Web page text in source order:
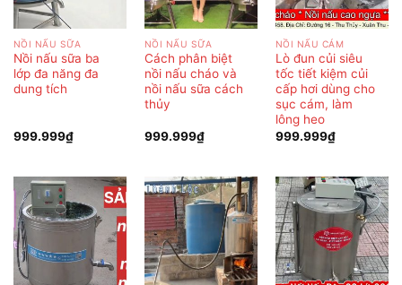
NỒI NẤU SỮA
Nồi nấu sữa ba
lớp đa năng đa
dung tích
999.999₫
NỒI NẤU SỮA
Cách phân biệt
nồi nấu cháo và
nồi nấu sữa cách
thủy
999.999₫
NỒI NẤU CÁM
Lò đun củi siêu
tốc tiết kiệm củi
cấp hơi dùng cho
sục cám, làm
lông heo
999.999₫